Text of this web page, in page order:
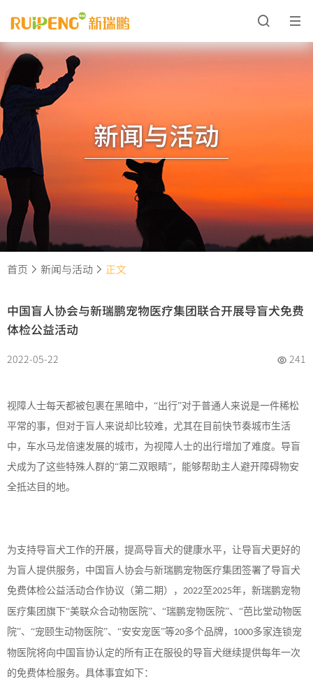
新闻与活动
首页 新闻与活动 正文
中国盲人协会与新瑞鹏宠物医疗集团联合开展导盲犬免费
体检公益活动
2022-05-22 241
视障人士每天都被包裹在黑暗中， “出行”对于普通人来说是一件稀松
平常的事，但对于盲人来说却比较难，尤其在目前快节奏城市生活
中，车水马龙倍速发展的城市，为视障人士的出行增加了难度。导盲
犬成为了这些特殊人群的“第二双眼睛”，能够帮助主人避开障碍物安
全抵达目的地。
为支持导盲犬工作的开展，提高导盲犬的健康水平，让导盲犬更好的
为盲人提供服务，中国盲人协会与新瑞鹏宠物医疗集团签署了导盲犬
免费体检公益活动合作协议（第二期）， 2022至2025年，新瑞鹏宠物
医疗集团旗下“美联众合动物医院”、“瑞鹏宠物医院”、“芭比堂动物医
院”、“宠颐生动物医院”、“安安宠医”等20多个品牌， 1000多家连锁宠
物医院将向中国盲协认定的所有正在服役的导盲犬继续提供每年一次
的免费体检服务。具体事宜如下：